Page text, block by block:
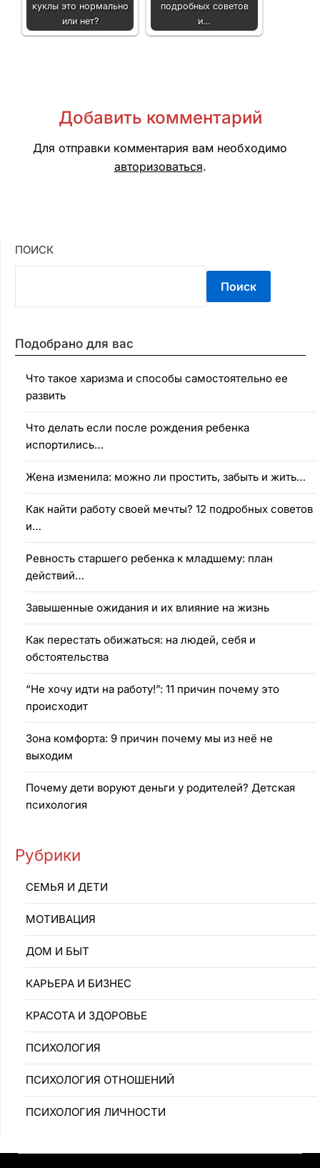
куклы это нормально
или нет?
подробных советов
и…
Добавить комментарий
Для отправки комментария вам необходимо
авторизоваться.
ПОИСК
Поиск
Подобрано для вас
Что такое харизма и способы самостоятельно ее
развить
Что делать если после рождения ребенка
испортились…
Жена изменила: можно ли простить, забыть и жить…
Как найти работу своей мечты? 12 подробных советов
и…
Ревность старшего ребенка к младшему: план
действий…
Завышенные ожидания и их влияние на жизнь
Как перестать обижаться: на людей, себя и
обстоятельства
“Не хочу идти на работу!”: 11 причин почему это
происходит
Зона комфорта: 9 причин почему мы из неё не
выходим
Почему дети воруют деньги у родителей? Детская
психология
Рубрики
CEMЬЯ И ДETИ
MOTИBAЦИЯ
ДОМ И БЫТ
КАРЬЕРА И БИЗНЕС
КРАСОТА И ЗДОРОВЬЕ
ПCИXOЛOГИЯ
ПCИXOЛOГИЯ OTHOШEHИЙ
ПСИХОЛОГИЯ ЛИЧНОСТИ